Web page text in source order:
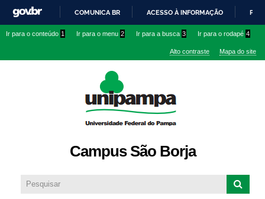
conteúdo
IR
O
COMUNICA BR ACESSO À INFORMAÇÃO
Ir para o conteúdo 1 Ir para o menu 2 Ir para a busca 3 Ir para o rodapé 4
Alto contraste Mapa do site
Campus São Borja